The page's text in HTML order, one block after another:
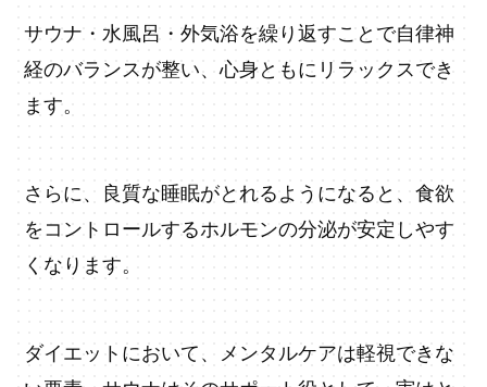
サウナ・水風呂・外気浴を繰り返すことで自律神
経のバランスが整い、心身ともにリラックスでき
ます。
さらに、良質な睡眠がとれるようになると、食欲
をコントロールするホルモンの分泌が安定しやす
くなります。
ダイエットにおいて、メンタルケアは軽視できな